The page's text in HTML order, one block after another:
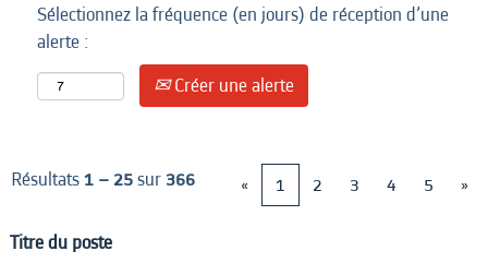
Sélectionnez la fréquence (en jours) de réception d’une
alerte :
Créer une alerte
Résultats1 – 25sur 366 « 1 2 3 4 5 »
Titre du poste